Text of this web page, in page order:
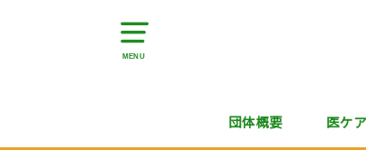
MENU
団体概要 医ケ